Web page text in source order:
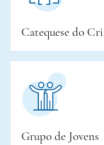
Catequese do
Grupo de Jovens